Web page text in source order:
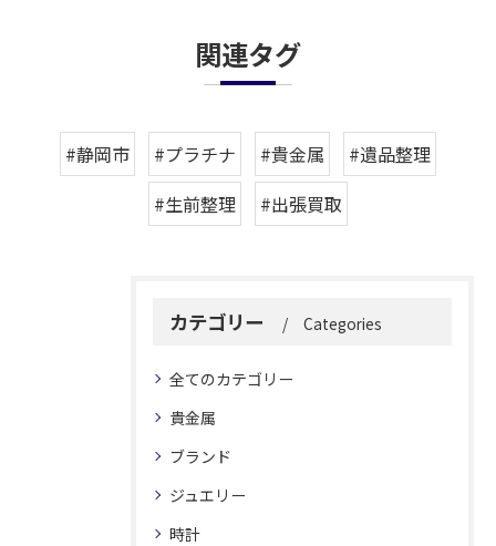
関連タグ
#静岡市 #プラチナ #貴金属
#遺品整理
#生前整理
#出張買取
カテゴリー Categories
全てのカテゴリー
貴金属
ブランド
ジュエリー
時計